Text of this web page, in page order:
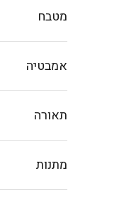
מטבח
אמבטיה
תאורה
מתנות